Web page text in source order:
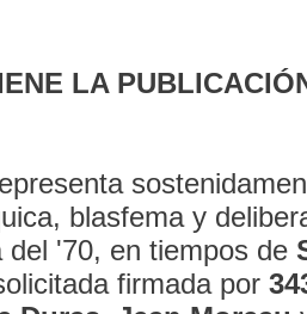
LA
blasfema y
del '70, en tiempos de
firmada por